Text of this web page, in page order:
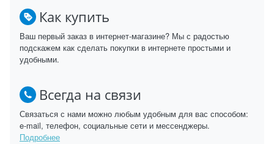
Как купить
Ваш первый заказ в интернет-магазине? Мы с радостью
подскажем как сделать покупки в интернете простыми и
удобными.
Всегда на связи
Связаться с нами можно любым удобным для вас способом:
e-mail, телефон, социальные сети и мессенджеры.
Подробнее